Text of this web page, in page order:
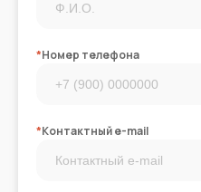
*Номер телефона
*Контактный e-mail